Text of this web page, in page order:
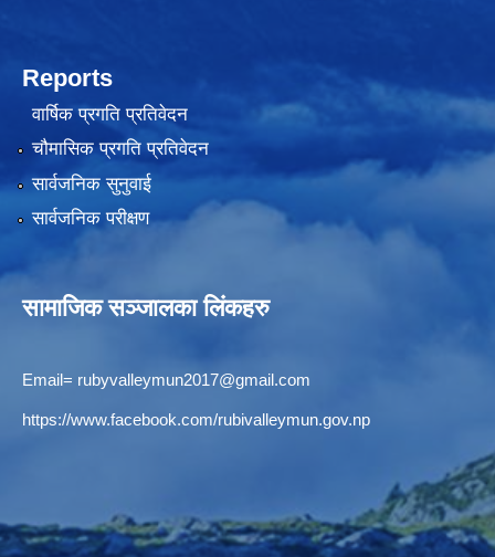
Reports
वार्षिक प्रगति प्रतिवेदन
चौमासिक प्रगति प्रतिवेदन
सार्वजनिक सुनुवाई
सार्वजनिक परीक्षण
सामाजिक सञ्जालका लिंकहरु
Email= rubyvalleymun2017@gmail.com
https://www.facebook.com/rubivalleymun.gov.np